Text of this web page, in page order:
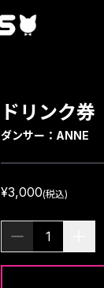
ドリンク券
ダンサー： ANNE
¥3,000(税込)
1